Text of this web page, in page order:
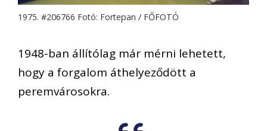
1975. #206766 Fotó: Fortepan / FŐFOTÓ
1948-ban állítólag már mérni lehetett,
hogy a forgalom áthelyeződött a
peremvárosokra.